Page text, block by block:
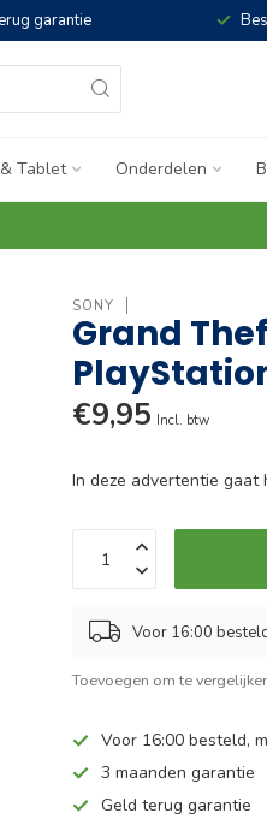
garantie
Tablet Onderdelen
SONY
Grand
€9,95 Incl. btw
In deze advertentie
Voor 16:00
Toevoegen om te
Voor 16:00 besteld,
3 maanden garantie
Geld terug garantie